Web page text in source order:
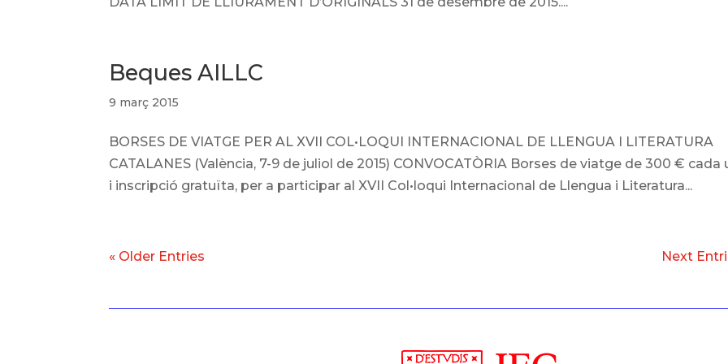
Beques AILLC
9 març 2015
BORSES DE VIATGE PER AL XVII COL•LOQUI INTERNACIONAL DE LLENGUA I LITERATURA
CATALANES (València, 7-9 de juliol de 2015) CONVOCATÒRIA Borses de viatge de 300 € cada
i inscripció gratuïta, per a participar al XVII Col•loqui Internacional de Llengua i Literatura...
« Older Entries Next